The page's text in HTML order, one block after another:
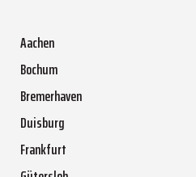
Aachen
Bochum
Bremerhaven
Duisburg
Frankfurt